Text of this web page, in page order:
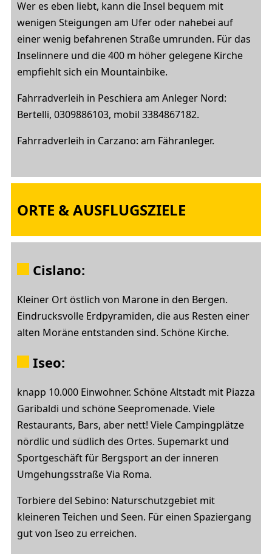
Wer es eben liebt, kann die Insel bequem mit
wenigen Steigungen am Ufer oder nahebei auf
einer wenig befahrenen Straße umrunden. Für das
Inselinnere und die 400 m höher gelegene Kirche
empfiehlt sich ein Mountainbike.
Fahrradverleih in Peschiera am Anleger Nord:
Bertelli, 0309886103, mobil 3384867182.
Fahrradverleih in Carzano: am Fähranleger.
ORTE & AUSFLUGSZIELE
Cislano:
Kleiner Ort östlich von Marone in den Bergen.
Eindrucksvolle Erdpyramiden, die aus Resten einer
alten Moräne entstanden sind. Schöne Kirche.
Iseo:
knapp 10.000 Einwohner. Schöne Altstadt mit Piazza
Garibaldi und schöne Seepromenade. Viele
Restaurants, Bars, aber nett! Viele Campingplätze
nördlic und südlich des Ortes. Supemarkt und
Sportgeschäft für Bergsport an der inneren
Umgehungsstraße Via Roma.
Torbiere del Sebino: Naturschutzgebiet mit
kleineren Teichen und Seen. Für einen Spaziergang
gut von Iseo zu erreichen.